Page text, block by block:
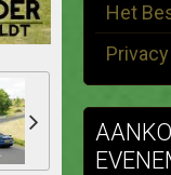
Het
Privacy